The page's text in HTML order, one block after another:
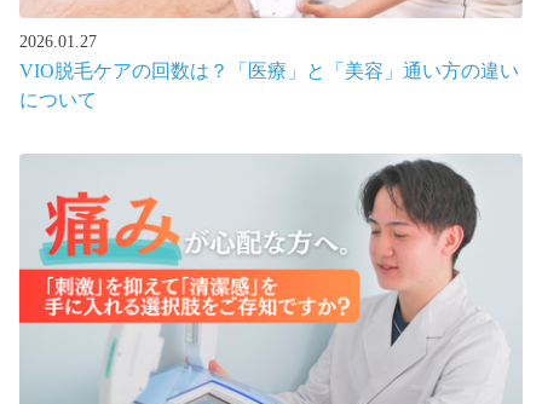
2026.01.27
VIO脱毛ケアの回数は？「医療」と「美容」通い方の違い
について